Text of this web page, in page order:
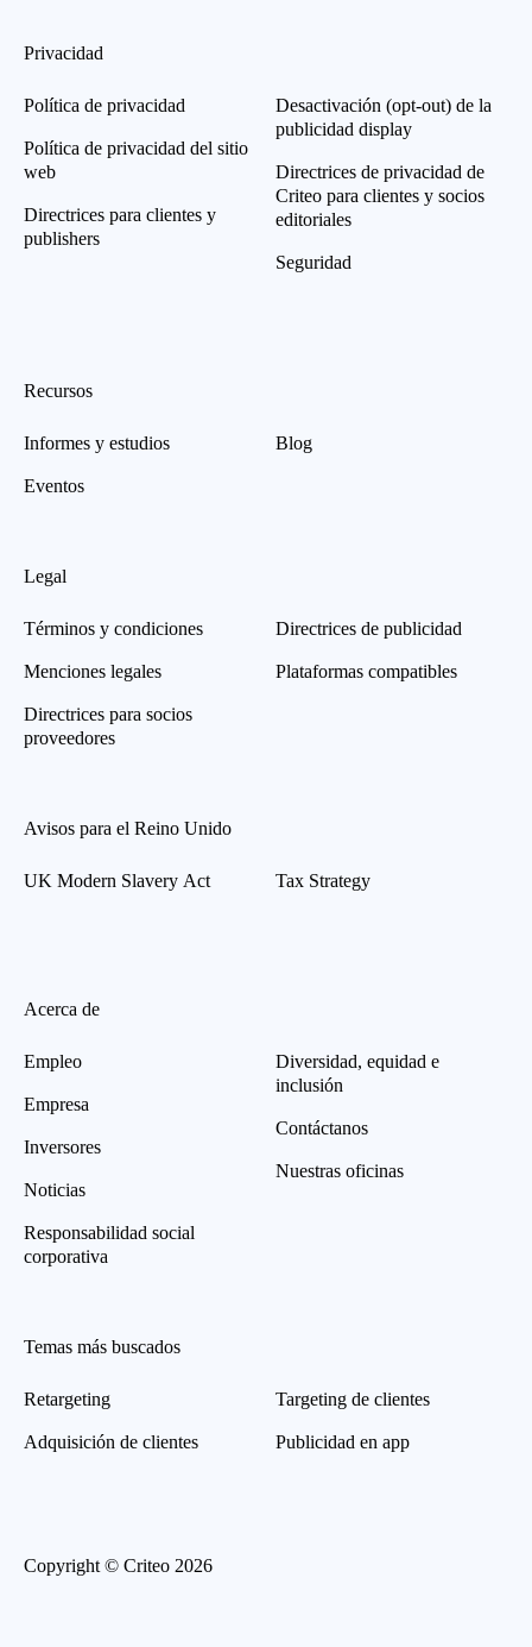
Privacidad
Política de privacidad
Política de privacidad del sitio
web
Directrices para clientes y
publishers
Desactivación (opt-out) de la
publicidad display
Directrices de privacidad de
Criteo para clientes y socios
editoriales
Seguridad
Recursos
Informes y estudios
Eventos
Blog
Legal
Términos y condiciones
Menciones legales
Directrices para socios
proveedores
Directrices de publicidad
Plataformas compatibles
Avisos para el Reino Unido
UK Modern Slavery Act Tax Strategy
Acerca de
Empleo
Empresa
Inversores
Noticias
Responsabilidad social
corporativa
Diversidad, equidad e
inclusión
Contáctanos
Nuestras oficinas
Temas más buscados
Retargeting
Adquisición de clientes
Targeting de clientes
Publicidad en app
Copyright © Criteo 2026